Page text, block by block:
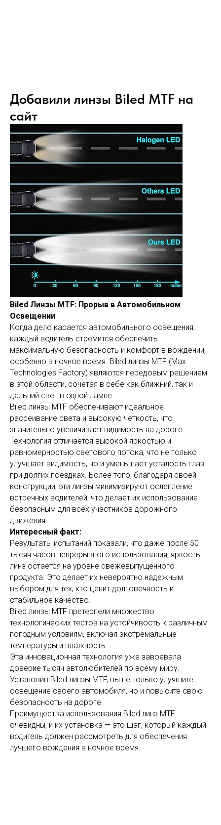
Добавили линзы Biled MTF на
сайт
Biled Линзы MTF: Прорыв в Автомобильном
Освещении
Когда дело касается автомобильного освещения,
каждый водитель стремится обеспечить
максимальную безопасность и комфорт в вождении,
особенно в ночное время. Biled линзы MTF (Max
Technologies Factory) являются передовым решением
в этой области, сочетая в себе как ближний, так и
дальний свет в одной лампе.
Biled линзы MTF обеспечивают идеальное
рассеивание света и высокую четкость, что
значительно увеличивает видимость на дороге.
Технология отличается высокой яркостью и
равномерностью светового потока, что не только
улучшает видимость, но и уменьшает усталость глаз
при долгих поездках. Более того, благодаря своей
конструкции, эти линзы минимизируют ослепление
встречных водителей, что делает их использование
безопасным для всех участников дорожного
движения.
Интересный факт:
Результаты испытаний показали, что даже после 50
тысяч часов непрерывного использования, яркость
линз остается на уровне свежевыпущенного
продукта. Это делает их невероятно надежным
выбором для тех, кто ценит долговечность и
стабильное качество.
Biled линзы MTF претерпели множество
технологических тестов на устойчивость к различным
погодным условиям, включая экстремальные
температуры и влажность.
Эта инновационная технология уже завоевала
доверие тысяч автолюбителей по всему миру.
Установив Biled линзы MTF, вы не только улучшите
освещение своего автомобиля, но и повысите свою
безопасность на дороге.
Преимущества использования Biled линз MTF
очевидны, и их установка — это шаг, который каждый
водитель должен рассмотреть для обеспечения
лучшего вождения в ночное время.